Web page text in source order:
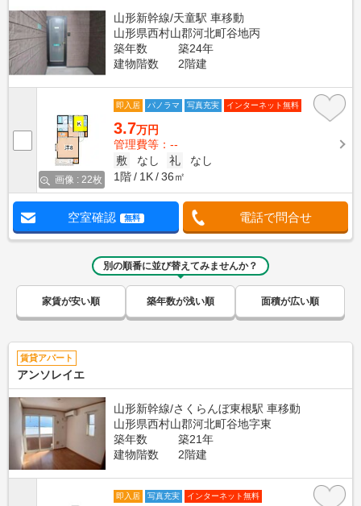
山形新幹線/天童駅 車移動
山形県西村山郡河北町谷地丙
築年数
築24年
建物階数
2階建
画像 : 22枚
即入居 パノラマ 写真充実 インターネット無料
3.7万円
管理費等：--
敷
なし 礼
なし
1階
1K 36㎡
空室確認 無料 電話で問合せ
別の順番に並び替えてみませんか？
家賃が安い順 築年数が浅い順 面積が広い順
賃貸アパート
アンソレイエ
山形新幹線/さくらんぼ東根駅 車移動
山形県西村山郡河北町谷地字東
築年数
築21年
建物階数
2階建
即入居 写真充実 インターネット無料